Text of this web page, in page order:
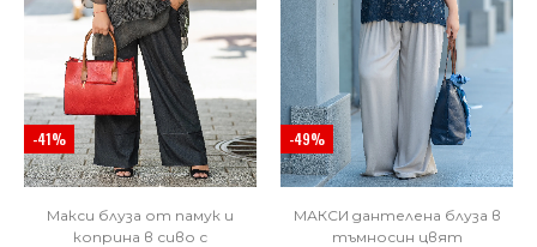
-41%
Макси блуза от памук и
коприна в сиво с
-49%
МАКСИ дантелена блуза в
тъмносин цвят